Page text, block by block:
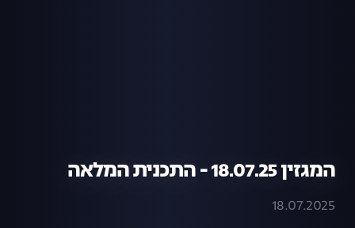
המגזין 18.07.25 - התכנית המלאה
18.07.2025